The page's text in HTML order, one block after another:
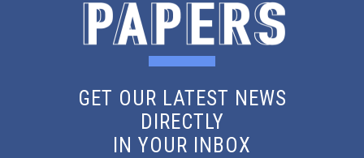
GET OUR LATEST NEWS
DIRECTLY
IN YOUR INBOX